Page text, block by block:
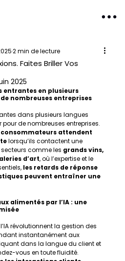
Faites Briller Vos
2 min de lecture
2025
entrantes en plusieurs
nombreuses entreprises
dans plusieurs langues
de nombreuses entreprises.
consommateurs attendent
lorsqu’ils contactent une
comme les grands vins,
d’art, où l’expertise et le
les retards de réponse
peuvent entraîner une
alimentés par l’IA : une
révolutionnent la gestion des
instantanément aux
dans la langue du client et
vous en toute fluidité.